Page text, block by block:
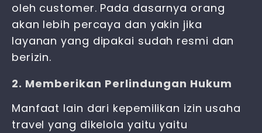
oleh customer. Pada dasarnya orang
akan lebih percaya dan yakin jika
layanan yang dipakai sudah resmi dan
berizin.
2. Memberikan Perlindungan Hukum
Manfaat lain dari kepemilikan izin usaha
travelyang dikelola yaitu yaitu